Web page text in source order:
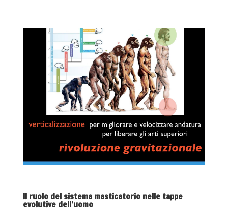
Il ruolo del sistema masticatorio nelle tappe
evolutive dell’uomo